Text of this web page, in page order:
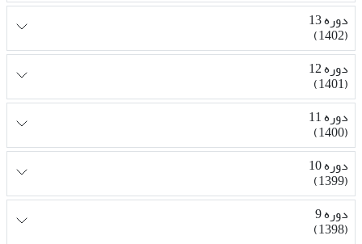
دوره 13
(1402)
دوره 12
(1401)
دوره 11
(1400)
دوره 10
(1399)
دوره 9
(1398)